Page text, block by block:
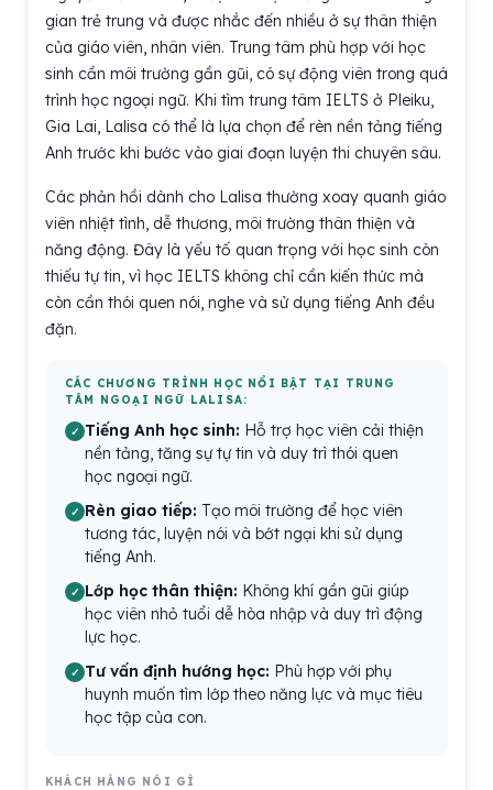
gian trẻ trung và được nhắc đến nhiều ở sự thân thiện
của giáo viên, nhân viên. Trung tâm phù hợp với học
sinh cần môi trường gần gũi, có sự động viên trong quá
trình học ngoại ngữ. Khi tìm trung tâm IELTS ở Pleiku,
Gia Lai, Lalisa có thể là lựa chọn để rèn nền tảng tiếng
Anh trước khi bước vào giai đoạn luyện thi chuyên sâu.
Các phản hồi dành cho Lalisa thường xoay quanh giáo
viên nhiệt tình, dễ thương, môi trường thân thiện và
năng động. Đây là yếu tố quan trọng với học sinh còn
thiếu tự tin, vì học IELTS không chỉ cần kiến thức mà
còn cần thói quen nói, nghe và sử dụng tiếng Anh đều
đặn.
CÁC CHƯƠNG TRÌNH HỌC NỔI BẬT TẠI TRUNG
TÂM NGOẠI NGỮ LALISA:
Tiếng Anh học sinh: Hỗ trợ học viên cải thiện
nền tảng, tăng sự tự tin và duy trì thói quen
học ngoại ngữ.
Rèn giao tiếp: Tạo môi trường để học viên
tương tác, luyện nói và bớt ngại khi sử dụng
tiếng Anh.
Lớp học thân thiện: Không khí gần gũi giúp
học viên nhỏ tuổi dễ hòa nhập và duy trì động
lực học.
Tư vấn định hướng học: Phù hợp với phụ
huynh muốn tìm lớp theo năng lực và mục tiêu
học tập của con.
KHÁCH HÀNG NÓI GÌ